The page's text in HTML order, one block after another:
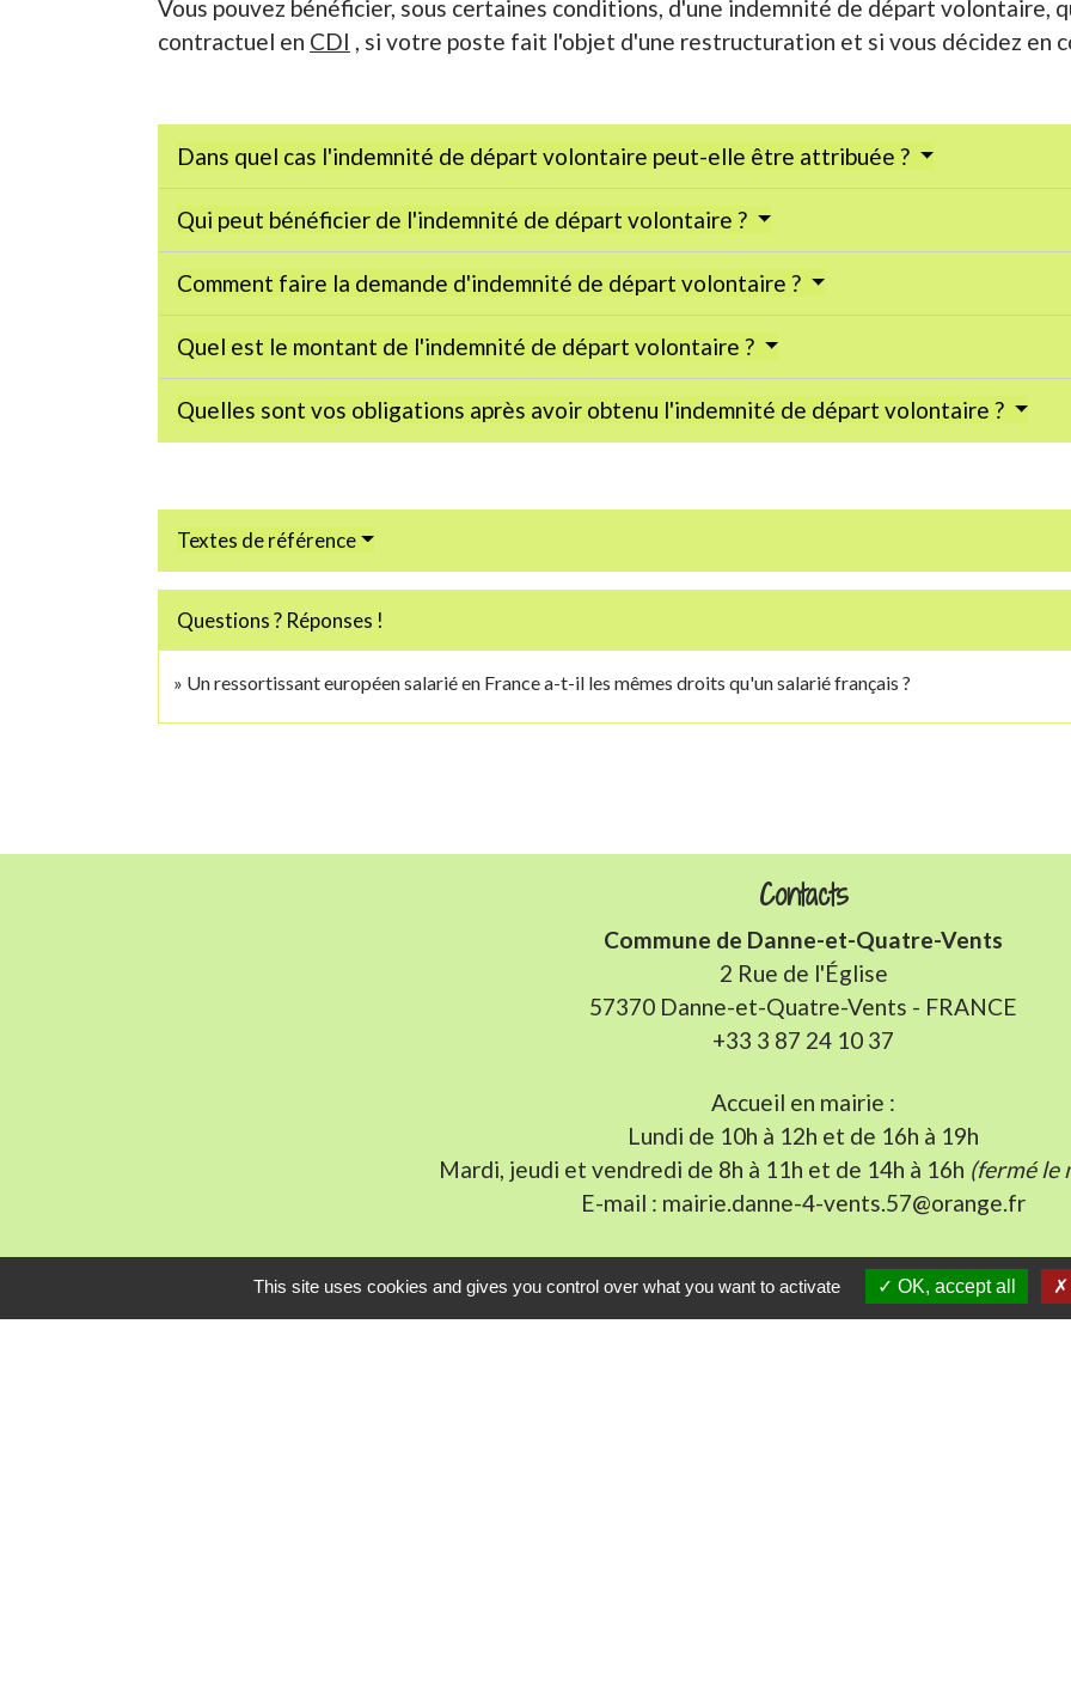
Vous pouvez bénéficier, sous certaines conditions, d'une indemnité de départ volontaire,
contractuel en CDI , si votre poste fait l'objet d'une restructuration et si vous décidez en
Dans quel cas l'indemnité de départ volontaire peut-elle être attribuée ?
Qui peut bénéficier de l'indemnité de départ volontaire ?
Comment faire la demande d'indemnité de départ volontaire ?
Quel est le montant de l'indemnité de départ volontaire ?
Quelles sont vos obligations après avoir obtenu l'indemnité de départ volontaire ?
Textes de référence
Questions ? Réponses !
Un ressortissant européen salarié en France a-t-il les mêmes droits qu'un salarié français ?
Contacts
Commune de Danne-et-Quatre-Vents
2 Rue de l'Église
57370 Danne-et-Quatre-Vents - FRANCE
+33 3 87 24 10 37
Accueil en mairie :
Lundi de 10h à 12h et de 16h à 19h
Mardi, jeudi et vendredi de 8h à 11h et de 14h à 16h (fermé le
E-mail : mairie.danne-4-vents.57@orange.fr
Liens utiles
This site uses cookies and gives you control over what you want to activate OK, accept all